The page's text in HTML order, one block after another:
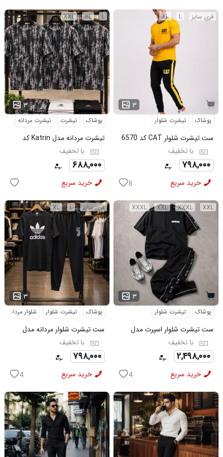
L
XL
XXL
۳ ...
پوشاک تیشرت تیشرت مردانه
تیشرت مردانه مدل Katrin کد
6579 با تخفیف
۶۸۸,۰۰۰
خرید سریع
فری سایز L
XL
۳
پوشاک تیشرت شلوار
ست تیشرت شلوار CAT کد 6570
با تخفیف
۷۹۸,۰۰۰
خرید سریع 8
فری سایز L
XL
۳ ...
پوشاک تیشرت شلوار شلوار مردانه
ست تیشرت شلوار مردانه مدل
Adidas کد 6569با تخفیف
۷۹۸,۰۰۰
خرید سریع 4
XXL
XXXL
XXL
XXXL
۳
پوشاک تیشرت شلوار
ست تیشرت شلوار اسپرت مدل
MAN مشکی با تخفیف
۲,۴۹۸,۰۰۰
خرید سریع 4